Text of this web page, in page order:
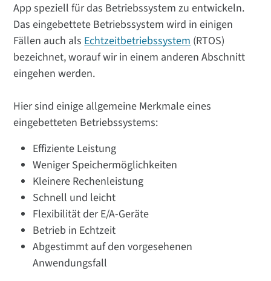
App speziell für das Betriebssystem zu entwickeln.
Das eingebettete Betriebssystem wird in einigen
Fällen auch alsEchtzeitbetriebssystem(RTOS)
bezeichnet, worauf wir in einem anderen Abschnitt
eingehen werden.
Hier sind einige allgemeine Merkmale eines
eingebetteten Betriebssystems:
Effiziente Leistung
Weniger Speichermöglichkeiten
Kleinere Rechenleistung
Schnell und leicht
Flexibilität der E/A-Geräte
Betrieb in Echtzeit
Abgestimmt auf den vorgesehenen
Anwendungsfall